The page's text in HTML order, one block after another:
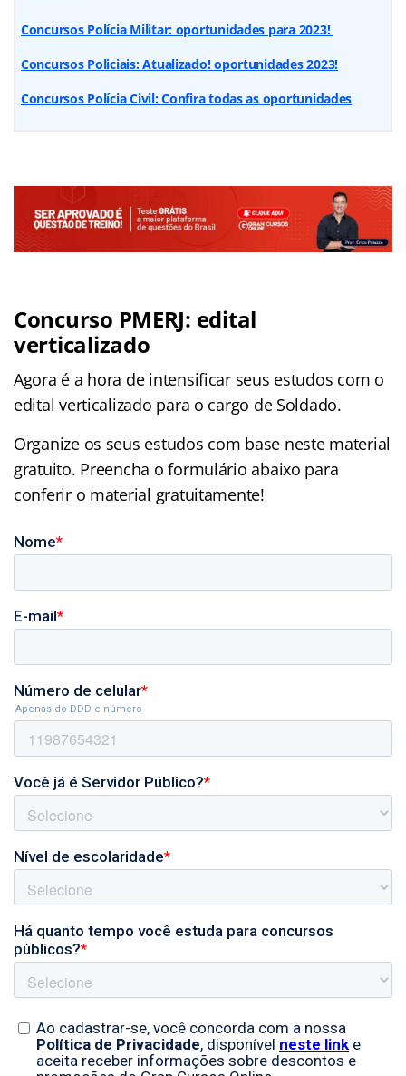
Concursos Polícia Militar: oportunidades para 2023!
Concursos Policiais: Atualizado! oportunidades 2023!
Concursos Polícia Civil: Confira todas as oportunidades
Concurso PMERJ: edital
verticalizado
Agora é a hora de intensificar seus estudos com o
edital verticalizado para o cargo de Soldado.
Organize os seus estudos com base neste material
gratuito. Preencha o formulário abaixo para
conferir o material gratuitamente!